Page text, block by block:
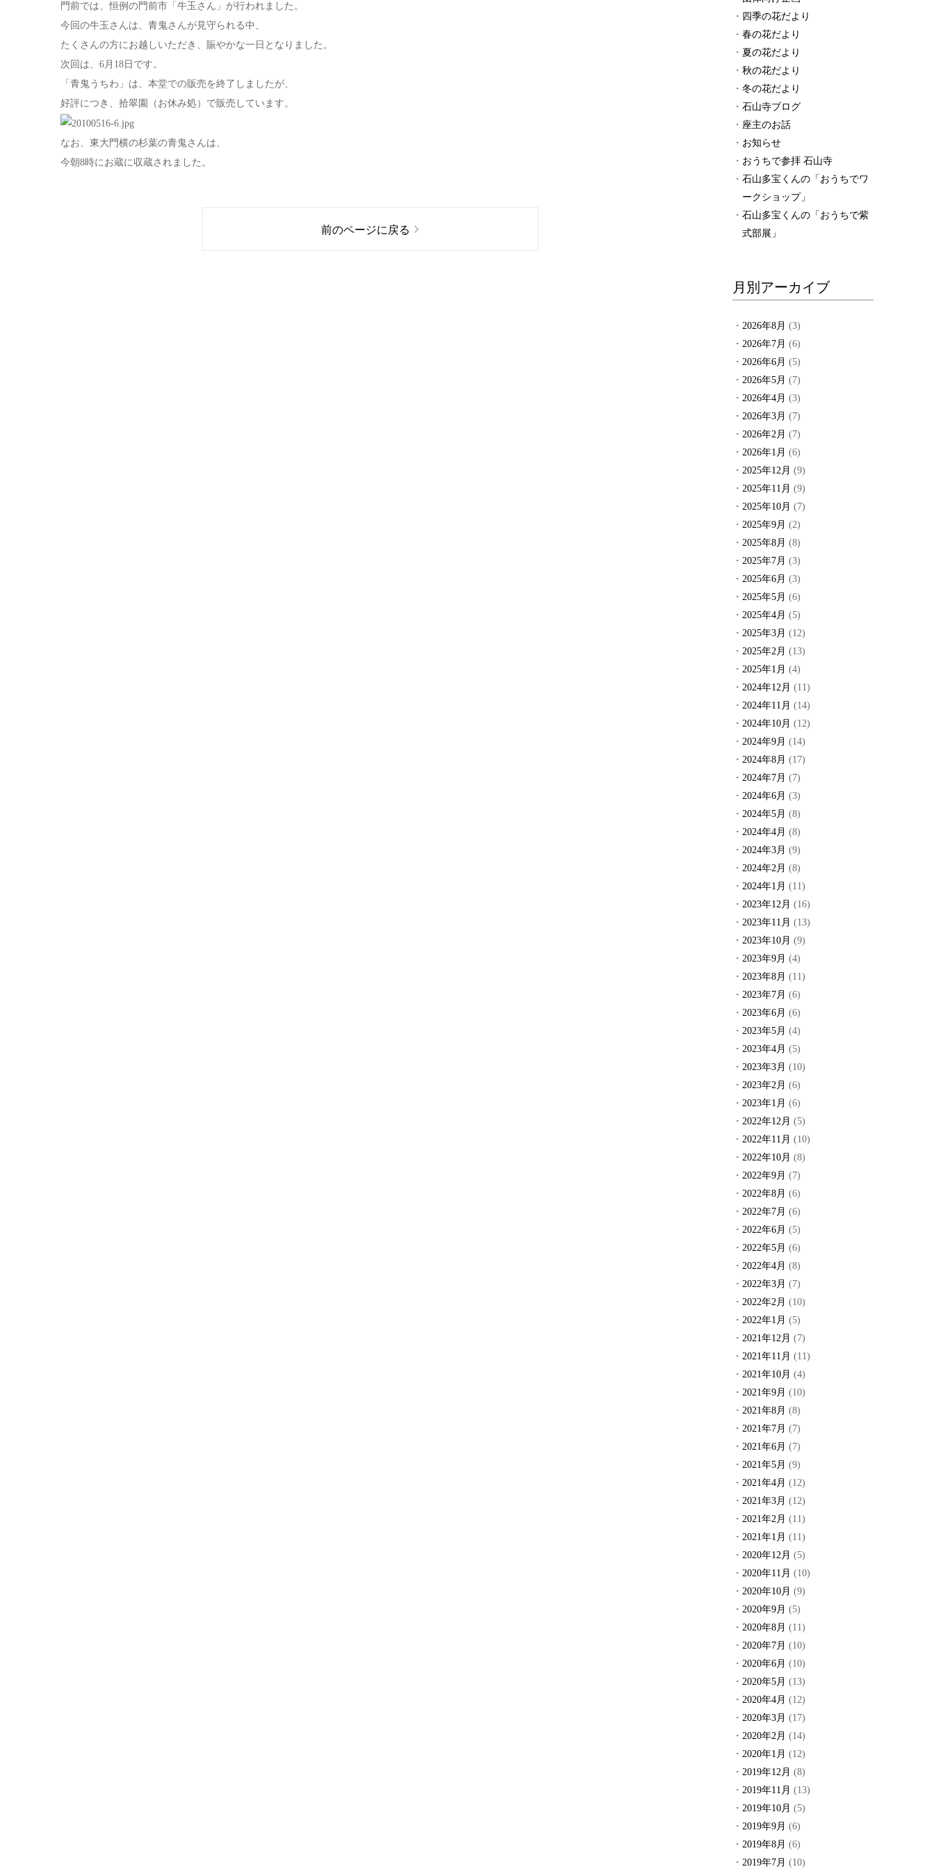
門前では、恒例の門前市「牛玉さん」が行われました。
今回の牛玉さんは、青鬼さんが見守られる中、
たくさんの方にお越しいただき、賑やかな一日となりました。
次回は、6月18日です。
「青鬼うちわ」は、本堂での販売を終了しましたが、
好評につき、拾翠園（お休み処）で販売しています。
なお、東大門横の杉葉の青鬼さんは、
今朝8時にお蔵に収蔵されました。
前のページに戻る
四季の花だより
春の花だより
夏の花だより
秋の花だより
冬の花だより
石山寺ブログ
座主のお話
お知らせ
おうちで参拝 石山寺
石山多宝くんの「おうちでワ
ークショップ」
石山多宝くんの「おうちで紫
式部展」
月別アーカイブ
2026年8月 (3)
2026年7月 (6)
2026年6月 (5)
2026年5月 (7)
2026年4月 (3)
2026年3月 (7)
2026年2月 (7)
2026年1月 (6)
2025年12月 (9)
2025年11月 (9)
2025年10月 (7)
2025年9月 (2)
2025年8月 (8)
2025年7月 (3)
2025年6月 (3)
2025年5月 (6)
2025年4月 (5)
2025年3月 (12)
2025年2月 (13)
2025年1月 (4)
2024年12月 (11)
2024年11月 (14)
2024年10月 (12)
2024年9月 (14)
2024年8月 (17)
2024年7月 (7)
2024年6月 (3)
2024年5月 (8)
2024年4月 (8)
2024年3月 (9)
2024年2月 (8)
2024年1月 (11)
2023年12月 (16)
2023年11月 (13)
2023年10月 (9)
2023年9月 (4)
2023年8月 (11)
2023年7月 (6)
2023年6月 (6)
2023年5月 (4)
2023年4月 (5)
2023年3月 (10)
2023年2月 (6)
2023年1月 (6)
2022年12月 (5)
2022年11月 (10)
2022年10月 (8)
2022年9月 (7)
2022年8月 (6)
2022年7月 (6)
2022年6月 (5)
2022年5月 (6)
2022年4月 (8)
2022年3月 (7)
2022年2月 (10)
2022年1月 (5)
2021年12月 (7)
2021年11月 (11)
2021年10月 (4)
2021年9月 (10)
2021年8月 (8)
2021年7月 (7)
2021年6月 (7)
2021年5月 (9)
2021年4月 (12)
2021年3月 (12)
2021年2月 (11)
2021年1月 (11)
2020年12月 (5)
2020年11月 (10)
2020年10月 (9)
2020年9月 (5)
2020年8月 (11)
2020年7月 (10)
2020年6月 (10)
2020年5月 (13)
2020年4月 (12)
2020年3月 (17)
2020年2月 (14)
2020年1月 (12)
2019年12月 (8)
2019年11月 (13)
2019年10月 (5)
2019年9月 (6)
2019年8月 (6)
2019年7月 (10)